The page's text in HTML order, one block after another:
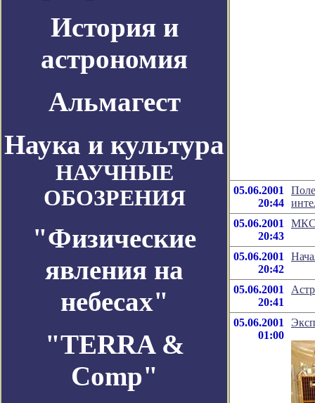
История и
астрономия
Альмагест
Наука и культура
НАУЧНЫЕ
ОБОЗРЕНИЯ
"Физические
явления на
небесах"
"TERRA &
Comp"
05.06.2001
20:44
05.06.2001
20:43
МКС
05.06.2001
20:42
05.06.2001
20:41
05.06.2001
01:00